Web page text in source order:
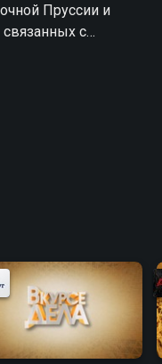
Пруссии и
с
будет много
Охота в